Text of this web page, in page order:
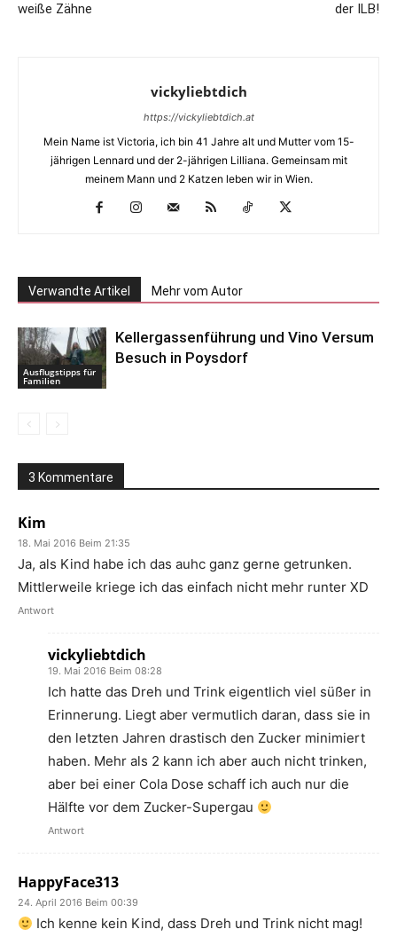
weiße Zähne
der ILB!
vickyliebtdich
https://vickyliebtdich.at
Mein Name ist Victoria, ich bin 41 Jahre alt und Mutter vom 15-
jährigen Lennard und der 2-jährigen Lilliana. Gemeinsam mit
meinem Mann und 2 Katzen leben wir in Wien.
Verwandte Artikel Mehr vom Autor
Ausflugstipps für
Familien
Kellergassenführung und Vino Versum
Besuch in Poysdorf
3 Kommentare
Kim
18. Mai 2016 Beim 21:35
Ja, als Kind habe ich das auhc ganz gerne getrunken.
Mittlerweile kriege ich das einfach nicht mehr runter XD
Antwort
vickyliebtdich
19. Mai 2016 Beim 08:28
Ich hatte das Dreh und Trink eigentlich viel süßer in
Erinnerung. Liegt aber vermutlich daran, dass sie in
den letzten Jahren drastisch den Zucker minimiert
haben. Mehr als 2 kann ich aber auch nicht trinken,
aber bei einer Cola Dose schaff ich auch nur die
Hälfte vor dem Zucker-Supergau
Antwort
HappyFace313
24. April 2016 Beim 00:39
Ich kenne kein Kind, dass Dreh und Trink nicht mag!